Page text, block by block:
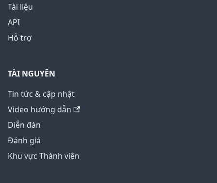
Tài liệu
API
Hỗ trợ
TÀI NGUYÊN
Tin tức & cập nhật
Video hướng dẫn
Diễn đàn
Đánh giá
Khu vực Thành viên